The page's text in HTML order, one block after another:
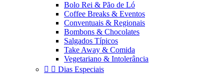
Bolo Rei & Pão de Ló
Coffee Breaks & Eventos
Conventuais & Regionais
Bombons & Chocolates
Salgados Típicos
Take Away & Comida
Vegetariano & Intolerância
  Dias Especiais